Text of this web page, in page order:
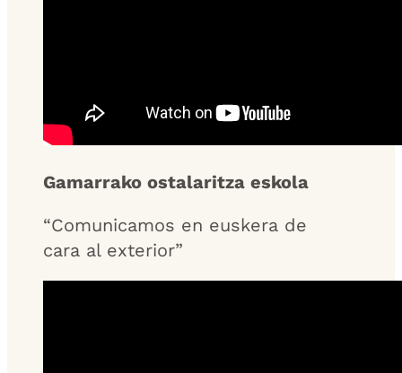
Gamarrako ostalaritza eskola
“Comunicamos en euskera de
cara al exterior”